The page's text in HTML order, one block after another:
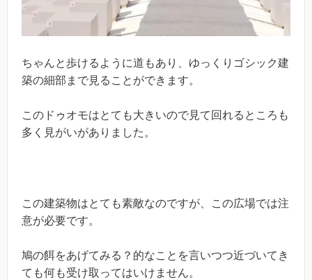
ちゃんと歩けるように道もあり、ゆっくりゴシック建
築の細部まで見ることができます。
このドゥオモはとても大きいので見て回れるところも
多く見がいがありました。
この建築物はとても素敵なのですが、この広場では注
意が必要です。
鳩の餌をあげてみる？的なことを言いつつ近づいてき
ても何も受け取ってはいけません。